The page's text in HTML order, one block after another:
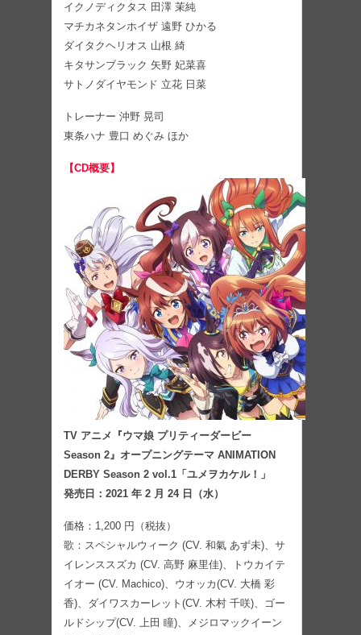
イクノディクタス 田澤 茉純
マチカネタンホイザ 遠野 ひかる
ダイタクヘリオス 山根 綺
キタサンブラック 矢野 妃菜喜
サトノダイヤモンド 立花 日菜
トレーナー 沖野 晃司
東条ハナ 豊口 めぐみ ほか
【CD概要】
TV アニメ『ウマ娘 プリティーダービー
Season 2』オープニングテーマ ANIMATION
DERBY Season 2 vol.1「ユメヲカケル！」
発売日：2021 年 2 月 24 日（水）
価格：1,200 円（税抜）
歌：スペシャルウィーク (CV. 和氣 あず未)、サ
イレンススズカ (CV. 高野 麻里佳)、トウカイテ
イオー (CV. Machico)、ウオッカ(CV. 大橋 彩
香)、ダイワスカーレット(CV. 木村 千咲)、ゴー
ルドシップ(CV. 上田 瞳)、メジロマックイーン